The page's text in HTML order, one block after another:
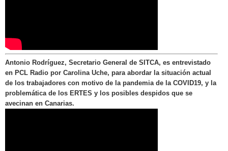
Antonio Rodríguez, Secretario General de SITCA, es entrevistado
en PCL Radio por Carolina Uche, para abordar la situación actual
de los trabajadores con motivo de la pandemia de la COVID19, y la
problemática de los ERTES y los posibles despidos que se
avecinan en Canarias.